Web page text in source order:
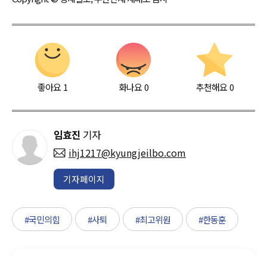
좋아요 1 화나요0 추천해요 0
임효진 기자
ihj1217@kyungjeilbo.com
기자페이지
#국민의힘 #사퇴 #최고위원 #한동훈